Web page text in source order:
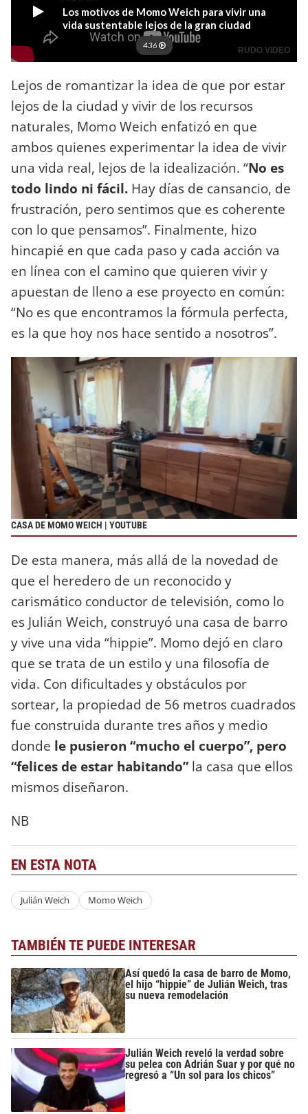
Lejos de romantizar la idea de que por estar
lejos de la ciudad y vivir de los recursos
naturales, Momo Weich enfatizó en que
ambos quienes experimentar la idea de vivir
una vida real, lejos de la idealización. “No es
todo lindo ni fácil. Hay días de cansancio, de
frustración, pero sentimos que es coherente
con lo que pensamos”. Finalmente, hizo
hincapié en que cada paso y cada acción va
en línea con el camino que quieren vivir y
apuestan de lleno a ese proyecto en común:
“No es que encontramos la fórmula perfecta,
es la que hoy nos hace sentido a nosotros”.
CASA DE MOMO WEICH | YOUTUBE
De esta manera, más allá de la novedad de
que el heredero de un reconocido y
carismático conductor de televisión, como lo
es Julián Weich, construyó una casa de barro
y vive una vida “hippie”. Momo dejó en claro
que se trata de un estilo y una filosofía de
vida. Con dificultades y obstáculos por
sortear, la propiedad de 56 metros cuadrados
fue construida durante tres años y medio
donde le pusieron “mucho el cuerpo”, pero
“felices de estar habitando”la casa que ellos
mismos diseñaron.
NB
EN ESTA NOTA
Julián Weich Momo Weich
TAMBIÉN TE PUEDE INTERESAR
Así quedó la casa de barro de Momo,
el hijo “hippie” de Julián Weich, tras
su nueva remodelación
Julián Weich reveló la verdad sobre
su pelea con Adrián Suar y por qué no
regresó a “Un sol para los chicos”